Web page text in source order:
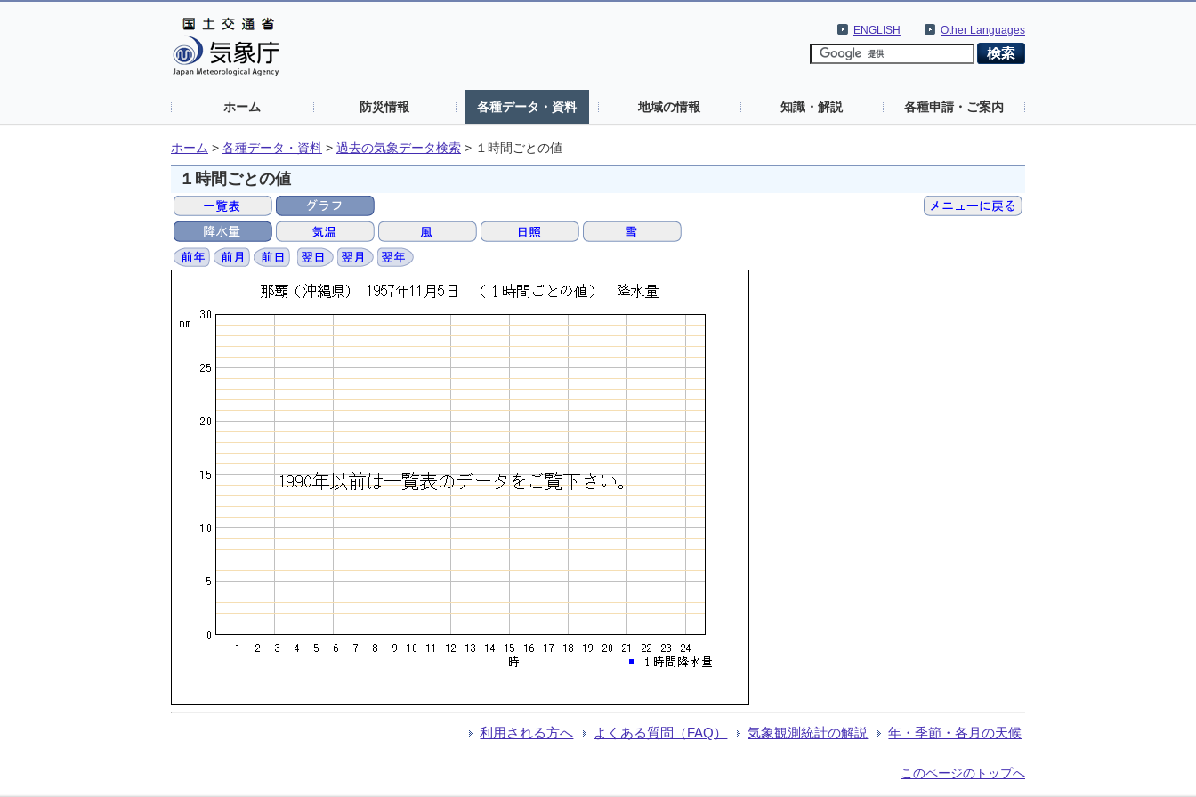
Other Languages
ENGLISH
ホーム 防災情報 各種データ・資料 地域の情報 知識・解説 各種申請・ご案内
ホーム > 各種データ・資料 > 過去の気象データ検索 > １時間ごとの値
１時間ごとの値
利用される方へ よくある質問（FAQ） 気象観測統計の解説 年・季節・各月の天候
このページのトップへ